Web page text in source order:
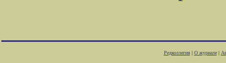
Редколлегия| О журнале|